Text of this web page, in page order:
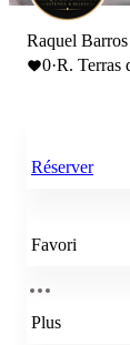
Raquel
0·R. Terras
Réserver
Favori
Plus